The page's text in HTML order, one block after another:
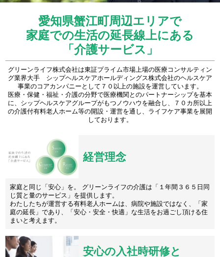
愛知県蟹江町周辺エリアで
家庭での生活の延長線上にある
「介護サービス」
グリーンライフ株式会社は東証プライム市場上場の医療コンサルティン
グ業界大手 シップヘルスケアホールディングス株式会社のヘルスケア
事業のコアカンパニーとして７０以上の施設を運営しています。
医療・保健・福祉・介護の分野で医療機関とのパートナーシップを基本
に、シップヘルスケアグループがもつノウハウを融合し、７０カ所以上
の介護付有料老人ホーム等の開設・運営を通し、ライフケア事業を展開
しております。
経営理念
家庭と同じ「安心」を。 グリーンライフの介護は「１年間３６５日同
じ質と量のサービス」を提供します。
わたしたちが運営する有料老人ホームは、病院や施設ではなく、「家
庭の延長」であり、「安心・安全・快適」な生活をお過ごし頂ける住
まいと考えます。
安心の入社時研修と